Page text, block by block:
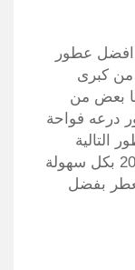
افضل عطور
من كبرى
بعض من
درعه فواحة
التالية
للحصول علي افضل عطور درعه 2026 بكل سهولة
سعر العطر بفضل